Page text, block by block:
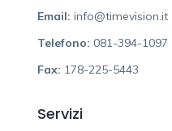
Email: info@timevision.it
Telefono: 081-394-1097
Fax: 178-225-5443
Servizi